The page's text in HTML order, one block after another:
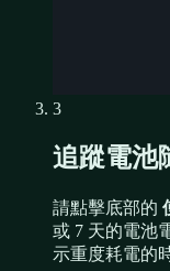
3
追蹤電池
請點擊底部的
或 7 天的電池
示重度耗電的